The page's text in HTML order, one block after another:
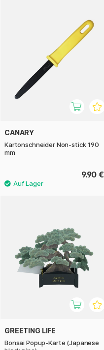
CANARY
Kartonschneider Non-stick 190
mm
9.90 €
GREETING LIFE
Bonsai Popup-Karte (Japanese